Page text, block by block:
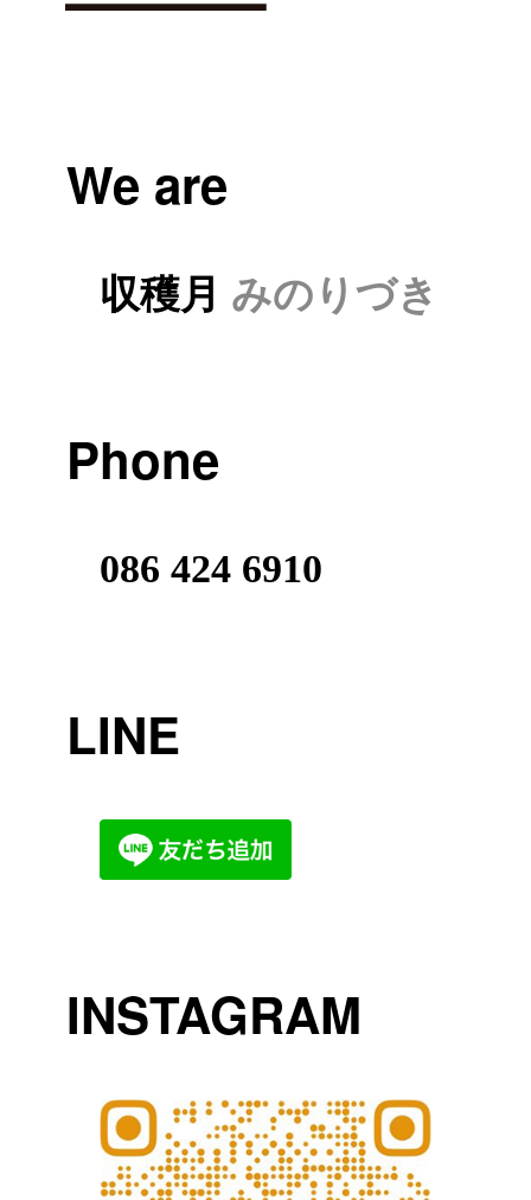
We are
収穫月 みのりづき
Phone
086 424 6910
LINE
INSTAGRAM